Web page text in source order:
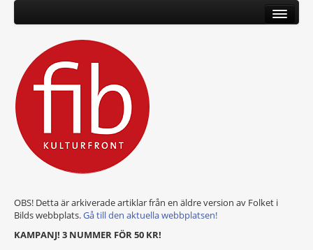
OBS! Detta är arkiverade artiklar från en äldre version av Folket i
Bilds webbplats.Gå till den aktuella webbplatsen!
KAMPANJ! 3 NUMMER FÖR 50 KR!